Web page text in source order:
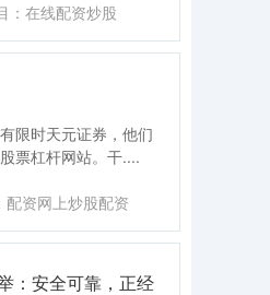
：在线配资炒股
限时天元证券，他们
票杠杆网站。干....
配资网上炒股配资
：安全可靠，正经